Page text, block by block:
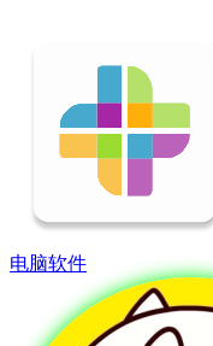
电脑软件